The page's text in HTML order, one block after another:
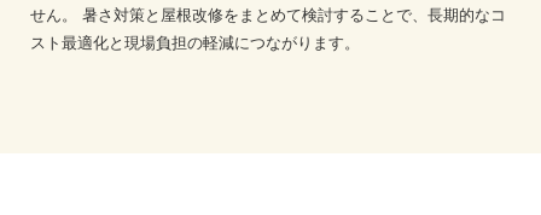
せん。
暑さ対策と屋根改修をまとめて検討することで、長期的なコ
スト最適化と現場負担の軽減につながります。